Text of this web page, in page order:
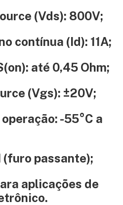
(Vds): 800V;
contínua (Id): 11A;
até 0,45 Ohm;
(Vgs): ±20V;
-55°C a
(furo passante);
aplicações de